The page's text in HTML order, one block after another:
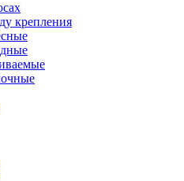
крепления